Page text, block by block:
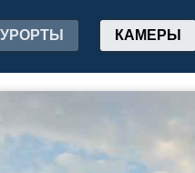
КАМЕРЫ